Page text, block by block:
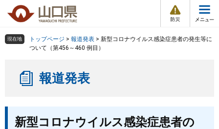
の
ー
情
報
メ
ュ
組織で探す
検索の仕方 組織で探す
現在地 トップページ > 報道発表 > 新型コロナウイルス感染症患者の発生等に
ついて（第456～460 例目）
報道発表
新型コロナウイルス感染症患者の